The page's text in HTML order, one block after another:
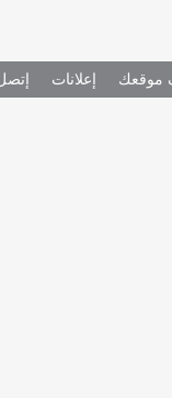
موقعك إعلانات